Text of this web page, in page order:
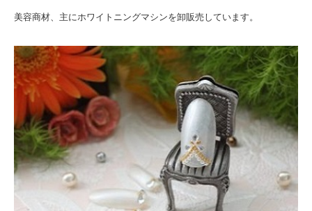
美容商材、主にホワイトニングマシンを卸販売しています。